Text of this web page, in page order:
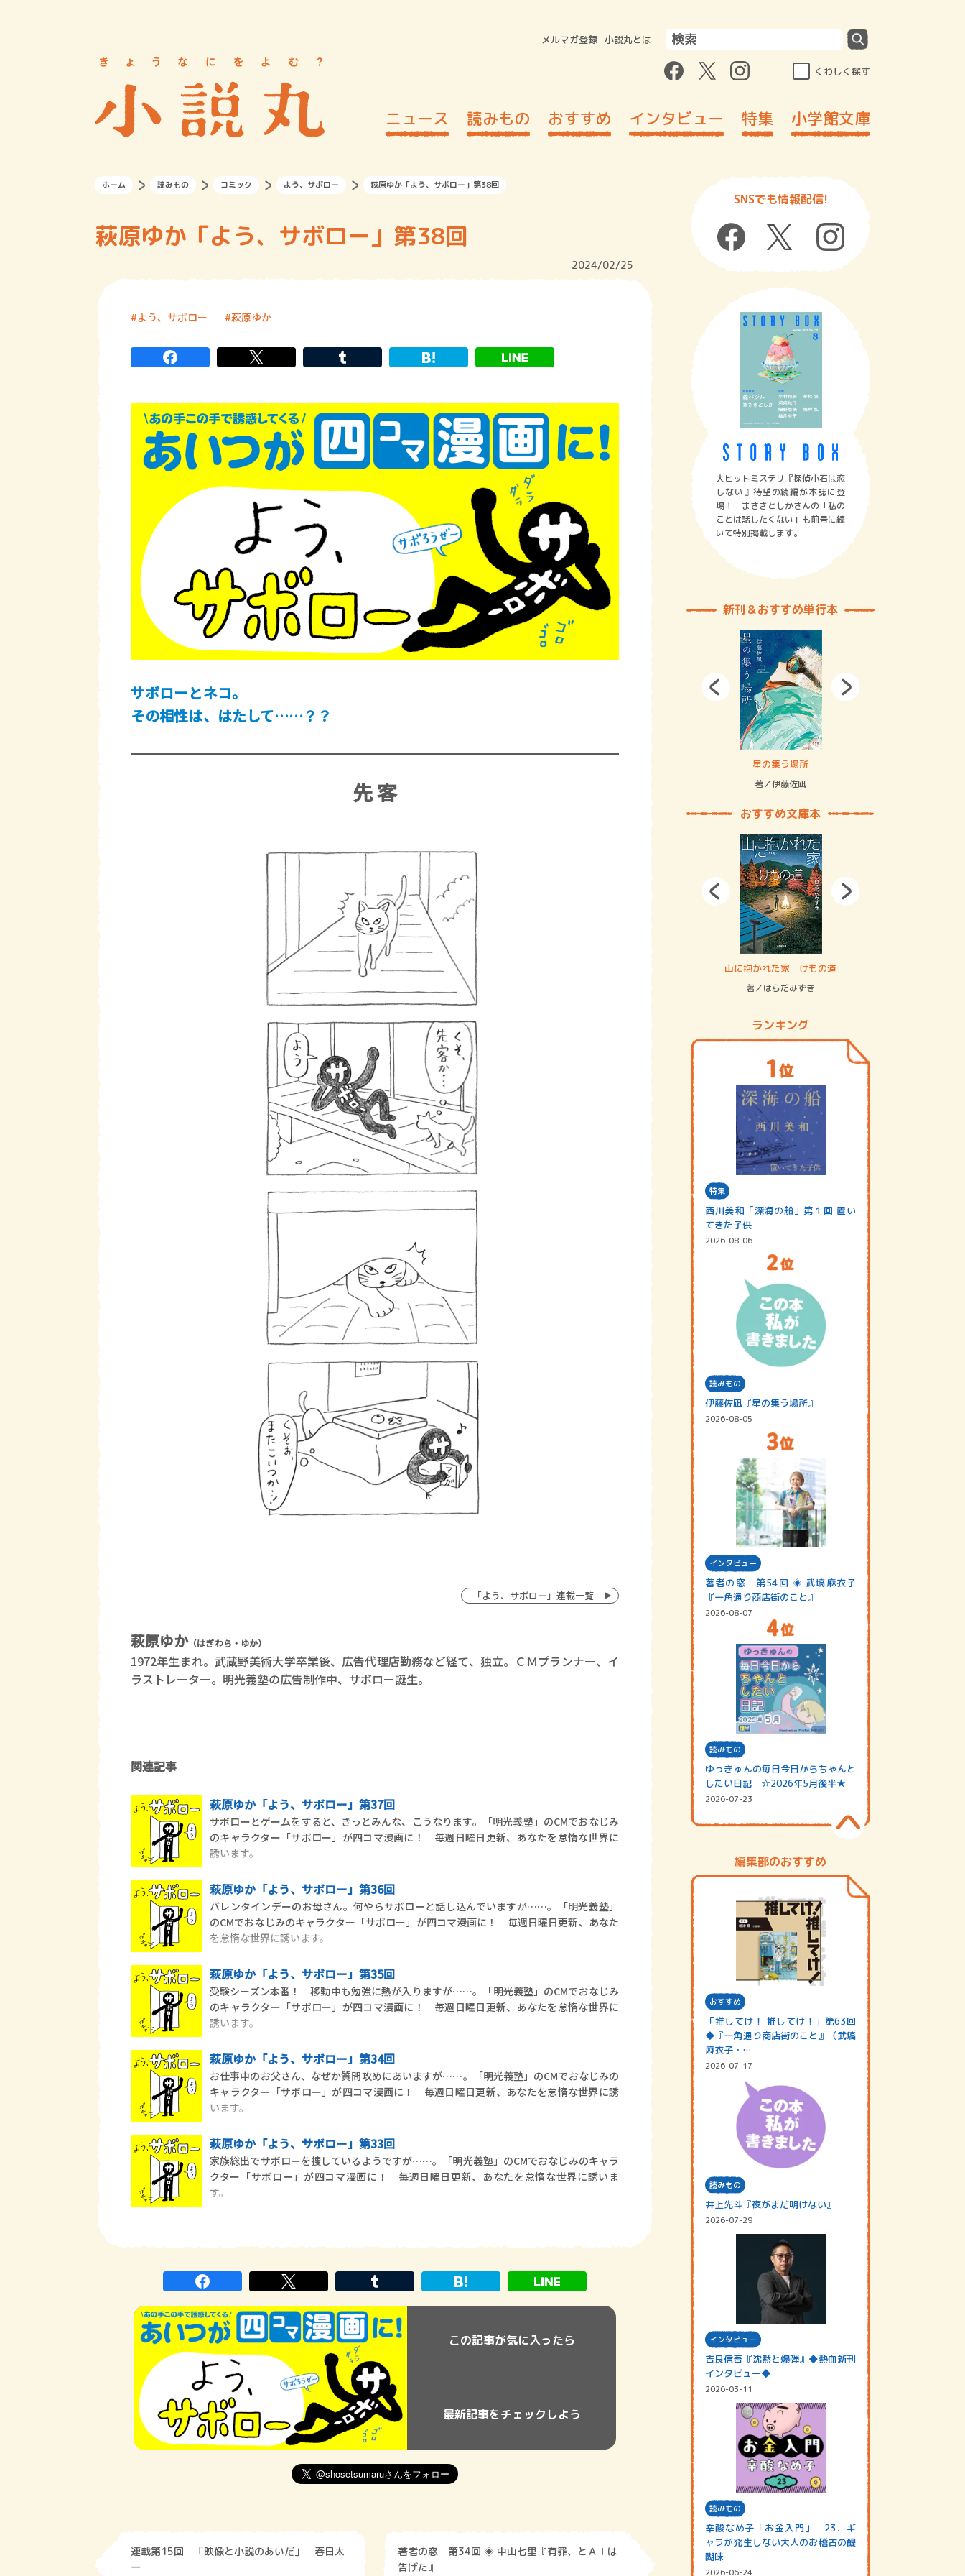
メルマガ登録 小説丸とは
くわしく探す
ニュース 読みもの おすすめ インタビュー 特集 小学館文庫
ホーム 読みもの コミック よう、サボロー 萩原ゆか「よう、サボロー」第38回
萩原ゆか「よう、サボロー」第38回
2024/02/25
よう、サボロー 萩原ゆか
サボローとネコ。
その相性は、はたして……？？
先 客
「よう、サボロー」連載一覧
萩原ゆか（はぎわら・ゆか）
1972年生まれ。武蔵野美術大学卒業後、広告代理店勤務など経て、独立。ＣＭプランナー、イ
ラストレーター。明光義塾の広告制作中、サボロー誕生。
関連記事
萩原ゆか「よう、サボロー」第37回
サボローとゲームをすると、きっとみんな、こうなります。「明光義塾」のCMでおなじみ
のキャラクター「サボロー」が四コマ漫画に！ 毎週日曜日更新、あなたを怠惰な世界に
誘います。
萩原ゆか「よう、サボロー」第36回
バレンタインデーのお母さん。何やらサボローと話し込んでいますが……。「明光義塾」
のCMでおなじみのキャラクター「サボロー」が四コマ漫画に！ 毎週日曜日更新、あなた
を怠惰な世界に誘います。
萩原ゆか「よう、サボロー」第35回
受験シーズン本番！ 移動中も勉強に熱が入りますが……。「明光義塾」のCMでおなじみ
のキャラクター「サボロー」が四コマ漫画に！ 毎週日曜日更新、あなたを怠惰な世界に
誘います。
萩原ゆか「よう、サボロー」第34回
お仕事中のお父さん、なぜか質問攻めにあいますが……。「明光義塾」のCMでおなじみの
キャラクター「サボロー」が四コマ漫画に！ 毎週日曜日更新、あなたを怠惰な世界に誘
います。
萩原ゆか「よう、サボロー」第33回
家族総出でサボローを捜しているようですが……。「明光義塾」のCMでおなじみのキャラ
クター「サボロー」が四コマ漫画に！ 毎週日曜日更新、あなたを怠惰な世界に誘いま
す。
この記事が気に入ったら
最新記事をチェックしよう
連載第15回 「映像と小説のあいだ」 春日太
一
著者の窓 第34回 ◈ 中山七里『有罪、とＡＩは
告げた』
SNSでも情報配信!
大ヒットミステリ『探偵小石は恋
しない』待望の続編が本誌に登
場！ まさきとしかさんの「私の
ことは話したくない」も前号に続
いて特別掲載します。
新刊＆おすすめ単行本
賞金稼ぎスリーサム！ 二重拘束の… 星の集う場所
著／伊藤佐凪
おすすめ文庫本
ロボット・イン・ザ・システム 山に抱かれた家 けもの道
著／はらだみずき
ランキング
特集
西川美和「深海の船」第１回 置い
てきた子供
2026-08-06
読みもの
伊藤佐凪『星の集う場所』
2026-08-05
インタビュー
著者の窓 第54回 ◈ 武塙麻衣子
『一角通り商店街のこと』
2026-08-07
読みもの
ゆっきゅんの毎日今日からちゃんと
したい日記 ☆2026年5月後半★
2026-07-23
編集部のおすすめ
おすすめ
「推してけ！ 推してけ！」第63回
◆『一角通り商店街のこと』（武塙
麻衣子・…
2026-07-17
読みもの
井上先斗『夜がまだ明けない』
2026-07-29
インタビュー
吉良信吾『沈黙と爆弾』◆熱血新刊
インタビュー◆
2026-03-11
読みもの
辛酸なめ子「お金入門」 23．ギ
ャラが発生しない大人のお稽古の醍
醐味
2026-06-24